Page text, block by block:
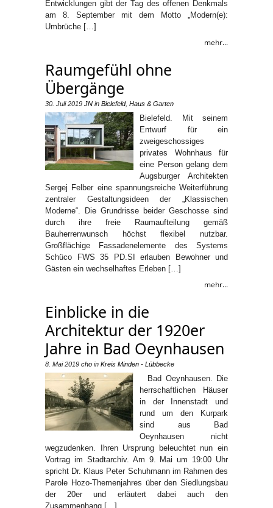
Entwicklungen gibt der Tag des offenen Denkmals
am 8. September mit dem Motto „Modern(e):
Umbrüche […]
mehr...
Raumgefühl ohne
Übergänge
30. Juli 2019 JN in Bielefeld, Haus & Garten
Bielefeld. Mit seinem
Entwurf für ein
zweigeschossiges
privates Wohnhaus für
eine Person gelang dem
Augsburger Architekten
Sergej Felber eine spannungsreiche Weiterführung
zentraler Gestaltungsideen der „Klassischen
Moderne“. Die Grundrisse beider Geschosse sind
durch ihre freie Raumaufteilung gemäß
Bauherrenwunsch höchst flexibel nutzbar.
Großflächige Fassadenelemente des Systems
Schüco FWS 35 PD.SI erlauben Bewohner und
Gästen ein wechselhaftes Erleben […]
mehr...
Einblicke in die
Architektur der 1920er
Jahre in Bad Oeynhausen
8. Mai 2019 cho in Kreis Minden - Lübbecke
Bad Oeynhausen. Die
herrschaftlichen Häuser
in der Innenstadt und
rund um den Kurpark
sind aus Bad
Oeynhausen nicht
wegzudenken. Ihren Ursprung beleuchtet nun ein
Vortrag im Stadtarchiv. Am 9. Mai um 19:00 Uhr
spricht Dr. Klaus Peter Schuhmann im Rahmen des
Parole Hozo-Themenjahres über den Siedlungsbau
der 20er und erläutert dabei auch den
Zusammenhang […]